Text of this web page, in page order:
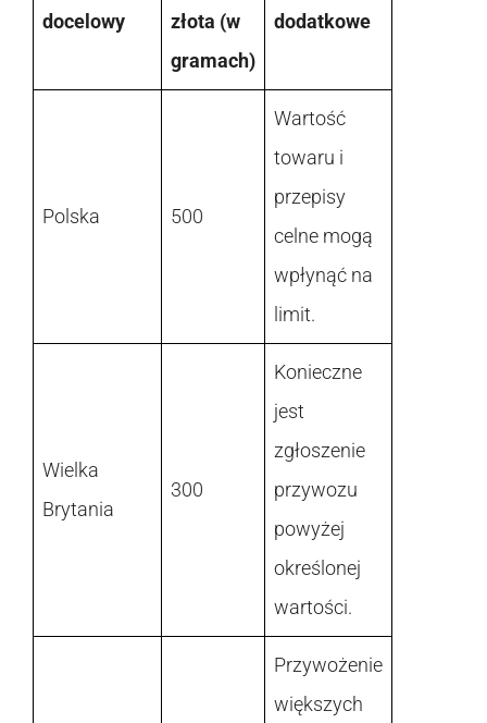
docelowy
złota (w
gramach)
dodatkowe
Polska 500
Wartość
towaru i
przepisy
celne mogą
wpłynąć na
limit.
Wielka
Brytania
300
Konieczne
jest
zgłoszenie
przywozu
powyżej
określonej
wartości.
Przywożenie
większych